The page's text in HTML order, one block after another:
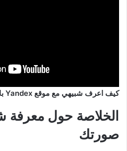
كيف اعرف شبيهي مع موقع Yandex بالخطوات
الخلاصة حول معرفة
صورتك